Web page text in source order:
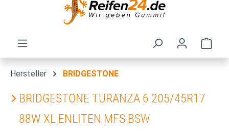
Hersteller BRIDGESTONE
BRIDGESTONE TURANZA 6 205/45R17
88W XL ENLITEN MFS BSW